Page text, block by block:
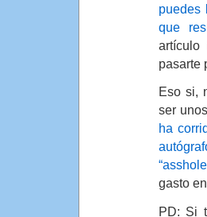
puedes
que
pasarte
Eso si,
ser
ha
gasto
PD: Si